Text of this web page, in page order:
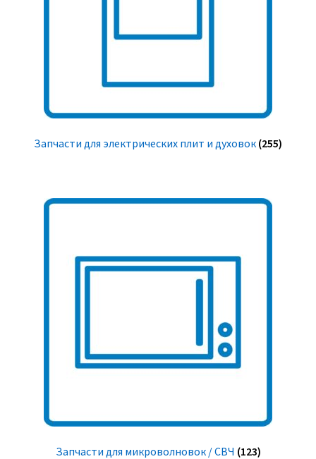
Запчасти для электрических плит и духовок (255)
Запчасти для микроволновок / СВЧ (123)